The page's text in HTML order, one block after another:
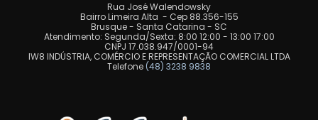
Rua José Walendowsky
Bairro Limeira Alta - Cep 88.356-155
Brusque - Santa Catarina - SC
Atendimento: Segunda/Sexta: 8:00 12:00 - 13:00 17:00
CNPJ 17.038.947/0001-94
IW8 INDÚSTRIA, COMÉRCIO E REPRESENTAÇÃO COMERCIAL LTDA
Telefone (48) 3238 9838